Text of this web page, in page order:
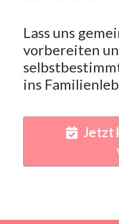
Lass uns
vorbereiten
ins
Jetzt